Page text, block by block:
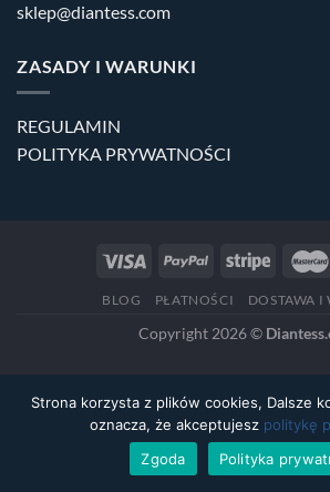
sklep@diantess.com
ZASADY I WARUNKI
REGULAMIN
POLITYKA PRYWATNOŚCI
BLOG PŁATNOŚCI DOSTAWA I
Copyright 2026 ©
Strona korzysta z plików cookies, Dalsze
oznacza, że akceptujesz politykę
Zgoda
Polityka